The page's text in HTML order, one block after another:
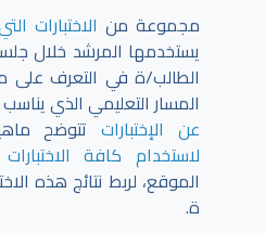
مجموعة من الاختبارات
يستخدمها المرشد خلال
الطالب/ة في التعرف على
المسار التعليمي الذي
عن الإختباراتتتوضح
لاستخدام كافة الاختبارات
الموقع، لربط نتائج هذه
ة.